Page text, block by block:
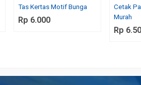
Tas Kertas Motif Bunga
Rp 6.000
Cetak
Murah
Rp